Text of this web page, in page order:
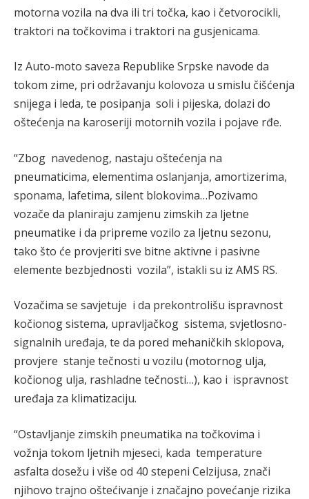
motorna vozila na dva ili tri točka, kao i četvorocikli,
traktori na točkovima i traktori na gusjenicama.
Iz Auto-moto saveza Republike Srpske navode da
tokom zime, pri održavanju kolovoza u smislu čišćenja
snijega i leda, te posipanja soli i pijeska, dolazi do
oštećenja na karoseriji motornih vozila i pojave rđe.
“Zbog navedenog, nastaju oštećenja na
pneumaticima, elementima oslanjanja, amortizerima,
sponama, lafetima, silent blokovima…Pozivamo
vozače da planiraju zamjenu zimskih za ljetne
pneumatike i da pripreme vozilo za ljetnu sezonu,
tako što će provjeriti sve bitne aktivne i pasivne
elemente bezbjednosti vozila”, istakli su iz AMS RS.
Vozačima se savjetuje i da prekontrolišu ispravnost
kočionog sistema, upravljačkog sistema, svjetlosno-
signalnih uređaja, te da pored mehaničkih sklopova,
provjere stanje tečnosti u vozilu (motornog ulja,
kočionog ulja, rashladne tečnosti…), kao i ispravnost
uređaja za klimatizaciju.
“Ostavljanje zimskih pneumatika na točkovima i
vožnja tokom ljetnih mjeseci, kada temperature
asfalta dosežu i više od 40 stepeni Celzijusa, znači
njihovo trajno oštećivanje i značajno povećanje rizika